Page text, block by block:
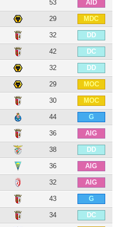
53 AID
29 MDC
32 DD
42 DC
32 DD
29 MOC
30 MOC
44 G
36 AIG
38 DD
36 AIG
32 AIG
43 G
34 DC